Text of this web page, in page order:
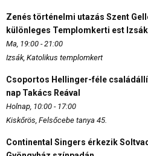
Zenés történelmi utazás Szent
különleges Templomkerti est
Ma, 19:00 - 21:00
Izsák, Katolikus templomkert
Csoportos Hellinger-féle
nap Takács Reával
Holnap, 10:00 - 17:00
Kiskőrös, Felsőcebe tanya 45.
Continental Singers érkezik